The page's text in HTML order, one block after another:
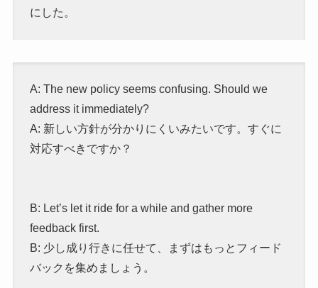
にした。
A: The new policy seems confusing. Should we
address it immediately?
A: 新しい方針が分かりにくいみたいです。すぐに
対応すべきですか？
B: Let’s let it ride for a while and gather more
feedback first.
B: 少し成り行きに任せて、まずはもっとフィード
バックを集めましょう。